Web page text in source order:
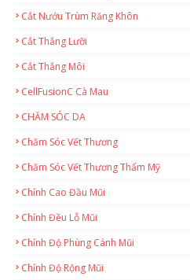
Cắt Nướu Trùm Răng Khôn
Cắt Thắng Lưỡi
Cắt Thắng Môi
CellFusionC Cà Mau
CHĂM SÓC DA
Chăm Sóc Vết Thương
Chăm Sóc Vết Thương Thẩm Mỹ
Chỉnh Cao Đầu Mũi
Chỉnh Đều Lỗ Mũi
Chỉnh Độ Phùng Cánh Mũi
Chỉnh Độ Rộng Mũi